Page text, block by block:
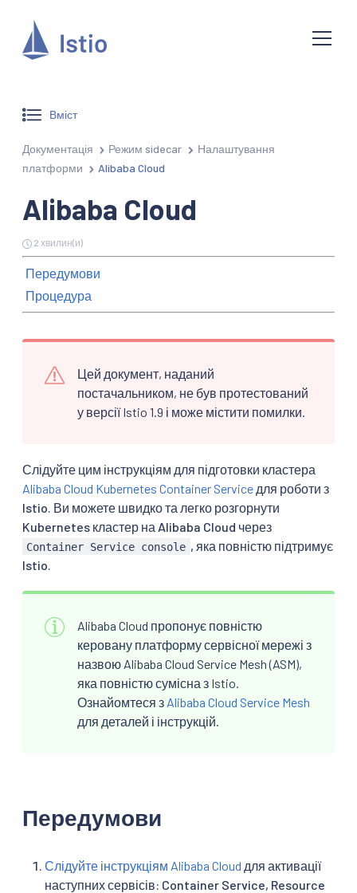
Вміст
Документація Режим sidecar
Налаштування
платформи
Alibaba Cloud
Alibaba Cloud
2 хвилин(и)
Передумови
Процедура
Цей документ, наданий
постачальником, не був протестований
у версії Istio 1.9 і може містити помилки.
Слідуйте цим інструкціям для підготовки кластера
Alibaba Cloud Kubernetes Container Service для роботи з
Istio. Ви можете швидко та легко розгорнути
Kubernetes кластер на Alibaba Cloud через
Container Service console , яка повністю підтримує
Istio.
Alibaba Cloud пропонує повністю
керовану платформу сервісної мережі з
назвою Alibaba Cloud Service Mesh (ASM),
яка повністю сумісна з Istio.
Ознайомтеся з Alibaba Cloud Service Mesh
для деталей і інструкцій.
Передумови
Слідуйте інструкціям Alibaba Cloud для активації
наступних сервісів: Container Service, Resource